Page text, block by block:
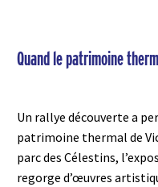
Quand le patrimoine
Un rallye découverte a
patrimoine thermal de
parc des Célestins,
regorge d’œuvres